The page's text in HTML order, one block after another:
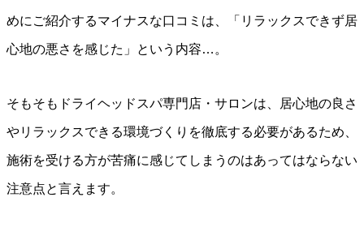
めにご紹介するマイナスな口コミは、「リラックスできず居
心地の悪さを感じた」という内容…。
そもそもドライヘッドスパ専門店・サロンは、居心地の良さ
やリラックスできる環境づくりを徹底する必要があるため、
施術を受ける方が苦痛に感じてしまうのはあってはならない
注意点と言えます。